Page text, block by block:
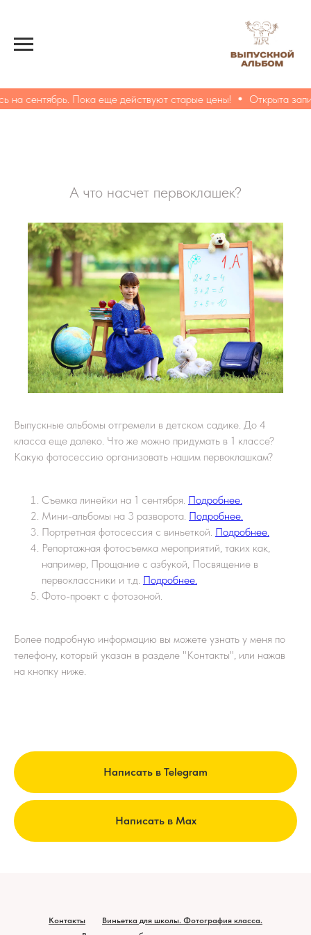
на сентябрь. Пока еще действуют старые цены! Открыта
А что насчет первоклашек?
Выпускные альбомы отгремели в детском садике. До 4
класса еще далеко. Что же можно придумать в 1 классе?
Какую фотосессию организовать нашим первоклашкам?
Съемка линейки на 1 сентября. Подробнее.
Мини-альбомы на 3 разворота. Подробнее.
Портретная фотосессия с виньеткой. Подробнее.
Репортажная фотосъемка мероприятий, таких как,
например, Прощание с азбукой, Посвящение в
первоклассники и т.д. Подробнее.
Фото-проект с фотозоной.
Более подробную информацию вы можете узнать у меня по
телефону, который указан в разделе "Контакты", или нажав
на кнопку ниже.
Написать в Telegram
Написать в Max
Контакты
Виньетка для школы. Фотография класса.